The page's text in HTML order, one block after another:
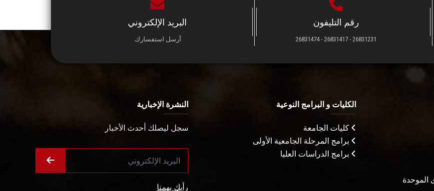
رقم التليفون
26831231 - 26831417 - 26831474
البريد الإلكتروني
أرسل استفسارك.
الموحدة
الكليات و البرامج النوعية
كليات الجامعة
برامج المرحلة الجامعية الأولى
برامج الدراسات العليا
النشرة الإخبارية
سجل ليصلك أحدث الأخبار
رأيك يهمنا